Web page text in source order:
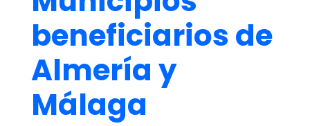
beneficiarios de
Almería y
Málaga